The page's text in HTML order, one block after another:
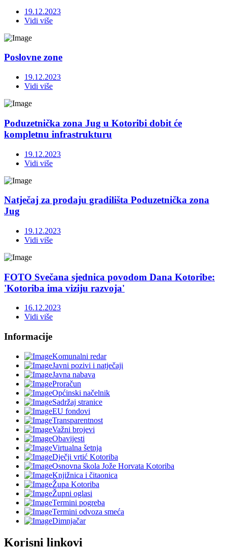
19.12.2023
Vidi više
Poslovne zone
19.12.2023
Vidi više
Poduzetnička zona Jug u Kotoribi dobit će
kompletnu infrastrukturu
19.12.2023
Vidi više
Natječaj za prodaju gradilišta Poduzetnička zona
Jug
19.12.2023
Vidi više
FOTO Svečana sjednica povodom Dana Kotoribe:
'Kotoriba ima viziju razvoja'
16.12.2023
Vidi više
Informacije
Komunalni redar
Javni pozivi i natječaji
Javna nabava
Proračun
Općinski načelnik
Sadržaj stranice
EU fondovi
Transparentnost
Važni brojevi
Obavijesti
Virtualna šetnja
Dječji vrtić Kotoriba
Osnovna škola Jože Horvata Kotoriba
Knjižnica i čitaonica
Župa Kotoriba
Župni oglasi
Termini pogreba
Termini odvoza smeća
Dimnjačar
Korisni linkovi